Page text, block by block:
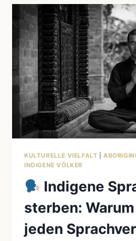
UND
LEBENSWEISE
EINES
VOLKES
DER
GREAT
PLAINS
KULTURELLE VIELFALT |
INDIGENE VÖLKER
Indigene
sterben:
jeden